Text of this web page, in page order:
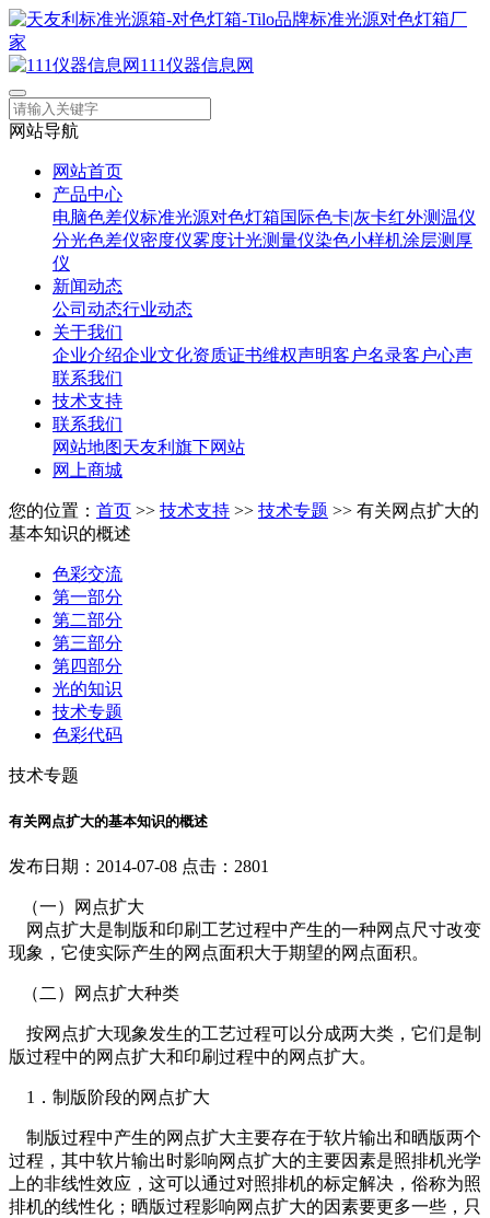
111仪器信息网
网站导航
网站首页
产品中心
电脑色差仪标准光源对色灯箱国际色卡|灰卡红外测温仪
分光色差仪密度仪雾度计光测量仪染色小样机涂层测厚
仪
新闻动态
公司动态行业动态
关于我们
企业介绍企业文化资质证书维权声明客户名录客户心声
联系我们
技术支持
联系我们
网站地图天友利旗下网站
网上商城
您的位置： 首页 >> 技术支持 >> 技术专题 >> 有关网点扩大的
基本知识的概述
色彩交流
第一部分
第二部分
第三部分
第四部分
光的知识
技术专题
色彩代码
技术专题
有关网点扩大的基本知识的概述
发布日期：2014-07-08 点击：2801
（一）网点扩大
网点扩大是制版和印刷工艺过程中产生的一种网点尺寸改变
现象，它使实际产生的网点面积大于期望的网点面积。
（二）网点扩大种类
按网点扩大现象发生的工艺过程可以分成两大类，它们是制
版过程中的网点扩大和印刷过程中的网点扩大。
1．制版阶段的网点扩大
制版过程中产生的网点扩大主要存在于软片输出和晒版两个
过程，其中软片输出时影响网点扩大的主要因素是照排机光学
上的非线性效应，这可以通过对照排机的标定解决，俗称为照
排机的线性化；晒版过程影响网点扩大的因素要更多一些，只